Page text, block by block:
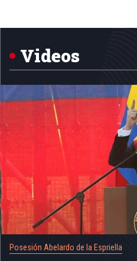
5
Videos
Posesión Abelardo de la Espriella